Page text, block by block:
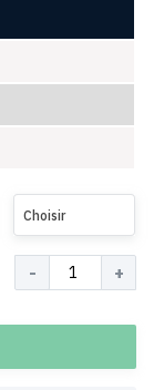
Choisir